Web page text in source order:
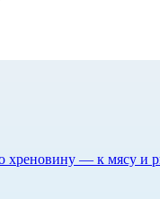
хреновину — к мясу и